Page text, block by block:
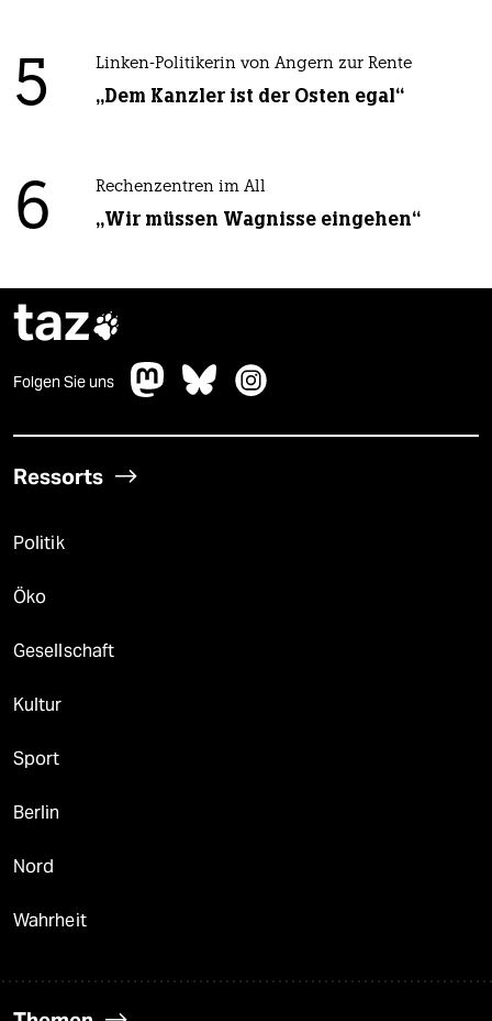
5 Linken-Politikerin von Angern zur Rente
„Dem Kanzler ist der Osten egal“
6 Rechenzentren im All
„Wir müssen Wagnisse eingehen“
taz
Folgen Sie uns
Ressorts
Politik
Öko
Gesellschaft
Kultur
Sport
Berlin
Nord
Wahrheit